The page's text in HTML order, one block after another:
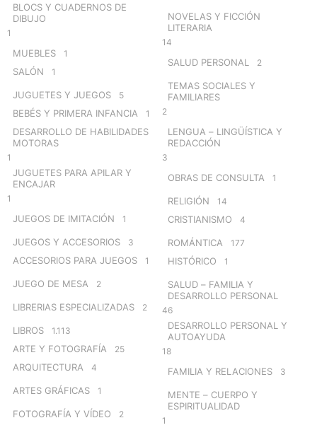
BLOCS Y CUADERNOS DE
DIBUJO
1
MUEBLES 1
SALÓN 1
JUGUETES Y JUEGOS 5
BEBÉS Y PRIMERA INFANCIA 1
DESARROLLO DE HABILIDADES
MOTORAS
1
JUGUETES PARA APILAR Y
ENCAJAR
1
JUEGOS DE IMITACIÓN 1
JUEGOS Y ACCESORIOS 3
ACCESORIOS PARA JUEGOS 1
JUEGO DE MESA 2
LIBRERIAS ESPECIALIZADAS 2
LIBROS 1.113
ARTE Y FOTOGRAFÍA 25
ARQUITECTURA 4
ARTES GRÁFICAS 1
FOTOGRAFÍA Y VÍDEO 2
NOVELAS Y FICCIÓN
LITERARIA
14
SALUD PERSONAL 2
TEMAS SOCIALES Y
FAMILIARES
2
LENGUA – LINGÜÍSTICA Y
REDACCIÓN
3
OBRAS DE CONSULTA 1
RELIGIÓN 14
CRISTIANISMO 4
ROMÁNTICA 177
HISTÓRICO 1
SALUD – FAMILIA Y
DESARROLLO PERSONAL
46
DESARROLLO PERSONAL Y
AUTOAYUDA
18
FAMILIA Y RELACIONES 3
MENTE – CUERPO Y
ESPIRITUALIDAD
1